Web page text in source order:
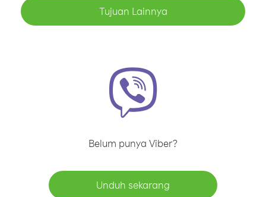
Tujuan Lainnya
Belum punya Viber?
Unduh sekarang